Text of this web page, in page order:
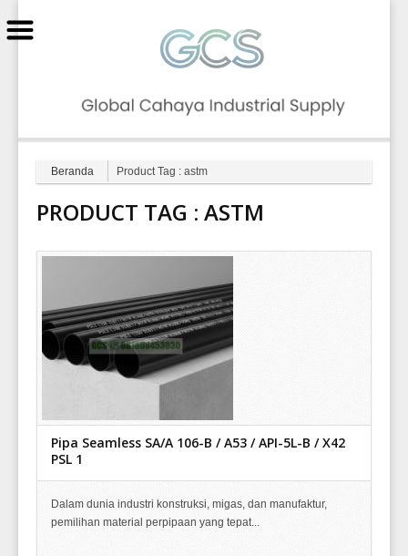
Beranda Product Tag : astm
PRODUCT TAG : ASTM
Pipa Seamless SA/A 106-B / A53 / API-5L-B / X42
PSL 1
Dalam dunia industri konstruksi, migas, dan manufaktur,
pemilihan material perpipaan yang tepat...